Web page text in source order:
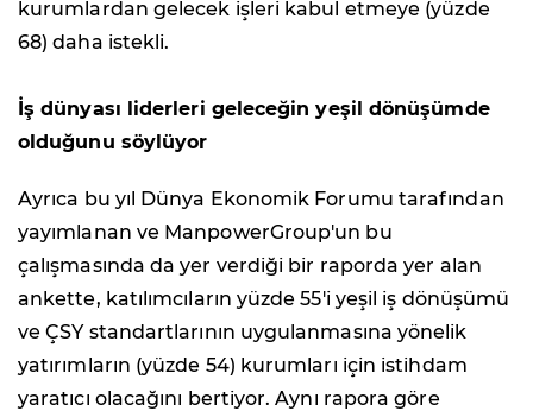
kurumlardan gelecek işleri kabul etmeye (yüzde
68) daha istekli.
İş dünyası liderleri geleceğin yeşil dönüşümde
olduğunu söylüyor
Ayrıca bu yıl Dünya Ekonomik Forumu tarafından
yayımlanan ve ManpowerGroup'un bu
çalışmasında da yer verdiği bir raporda yer alan
ankette, katılımcıların yüzde 55'i yeşil iş dönüşümü
ve ÇSY standartlarının uygulanmasına yönelik
yatırımların (yüzde 54) kurumları için istihdam
yaratıcı olacağını bertiyor. Aynı rapora göre